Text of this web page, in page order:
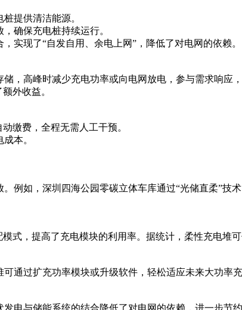
提供清洁能源。
确保充电桩持续运行。
实现了“自发自用、余电上网”，降低了对电网的依赖。
，高峰时减少充电功率或向电网放电，参与需求响应
外收益。
缴费，全程无需人工干预。
本。
例如，深圳四海公园零碳立体车库通过“光储直柔”技
式，提高了充电模块的利用率。据统计，柔性充电堆
通过扩充功率模块或升级软件，轻松适应未来大功率